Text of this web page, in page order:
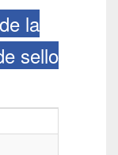
la
sello